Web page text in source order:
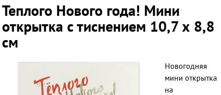
Теплого Нового года! Мини
открытка с тиснением 10,7 х 8,8
см
Новогодняя
мини открытка
на